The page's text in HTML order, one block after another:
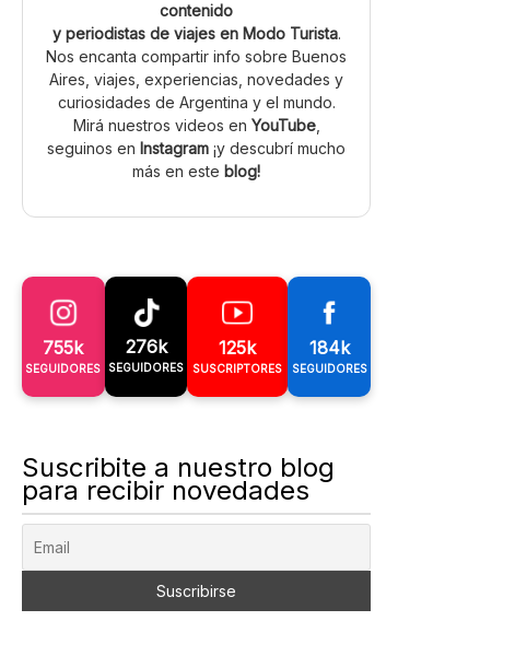
contenido
y periodistas de viajes en Modo Turista.
Nos encanta compartir info sobre Buenos
Aires, viajes, experiencias, novedades y
curiosidades de Argentina y el mundo.
Mirá nuestros videos en YouTube,
seguinos en Instagram ¡y descubrí mucho
más en este blog!
755k
SEGUIDORES
276k
SEGUIDORES
125k
SUSCRIPTORES
184k
SEGUIDORES
Suscribite a nuestro blog
para recibir novedades